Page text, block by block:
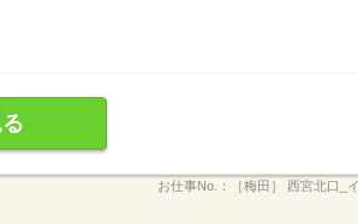
お仕事No.： ［梅田］ 西宮北口_